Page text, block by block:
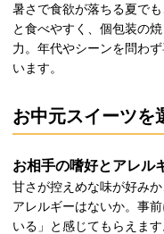
暑さで食欲が落ちる夏で
と食べやすく、個包装の
力。年代やシーンを問わ
います。
お中元スイーツを
お相手の嗜好とアレル
甘さが控えめな味が好み
アレルギーはないか。事
いる」と感じてもらえます